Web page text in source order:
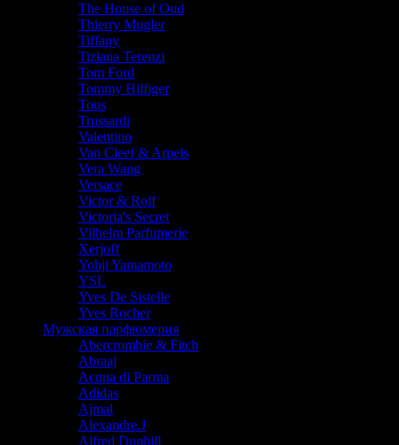
The House of Oud
Thierry Mugler
Tiffany
Tiziana Terenzi
Tom Ford
Tommy Hilfiger
Tous
Trussardi
Valentino
Van Cleef & Arpels
Vera Wang
Versace
Victor & Rolf
Victoria's Secret
Vilhelm Parfumerie
Xerjoff
Yohji Yamamoto
YSL
Yves De Sistelle
Yves Rocher
Мужская парфюмерия
Abercrombie & Fitch
Abraaj
Acqua di Parma
Adidas
Ajmal
Alexandre.J
Alfred Dunhill